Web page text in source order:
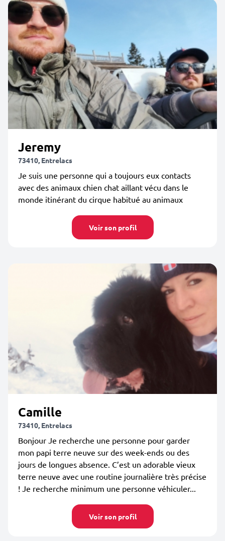
Jeremy
73410, Entrelacs
Je suis une personne qui a toujours eux contacts
avec des animaux chien chat aillant vécu dans le
monde itinérant du cirque habitué au animaux
Voir son profil
Camille
73410, Entrelacs
Bonjour Je recherche une personne pour garder
mon papi terre neuve sur des week-ends ou des
jours de longues absence. C’est un adorable vieux
terre neuve avec une routine journalière très précise
! Je recherche minimum une personne véhiculer...
Voir son profil